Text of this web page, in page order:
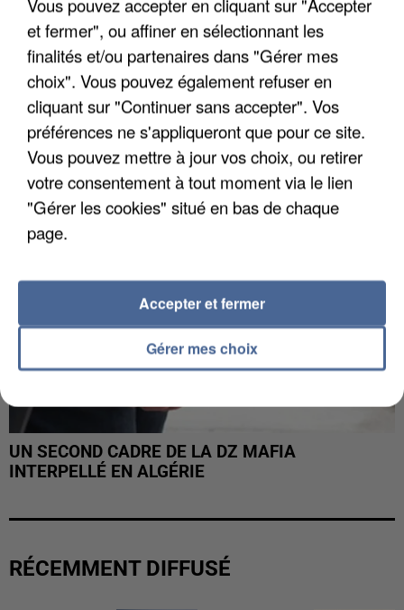
L’UN DES FONDATEURS SUPPOSÉS DE LA DZ
MAFIA INTERPELLÉ EN ALGÉRIE
UN SECOND CADRE DE LA DZ MAFIA
INTERPELLÉ EN ALGÉRIE
RÉCEMMENT DIFFUSÉ
et fermer", ou affiner en sélectionnant les
finalités et/ou partenaires dans "Gérer mes
choix". Vous pouvez également refuser en
cliquant sur "Continuer sans accepter". Vos
préférences ne s'appliqueront que pour ce site.
Vous pouvez mettre à jour vos choix, ou retirer
votre consentement à tout moment via le lien
"Gérer les cookies" situé en bas de chaque
page.
Gérer mes choix
Accepter et fermer